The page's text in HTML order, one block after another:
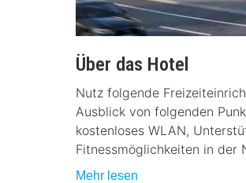
Über das Hotel
Nutz folgende
Ausblick von folgenden
kostenloses WLAN,
Fitnessmöglichkeiten in der
Mehr lesen